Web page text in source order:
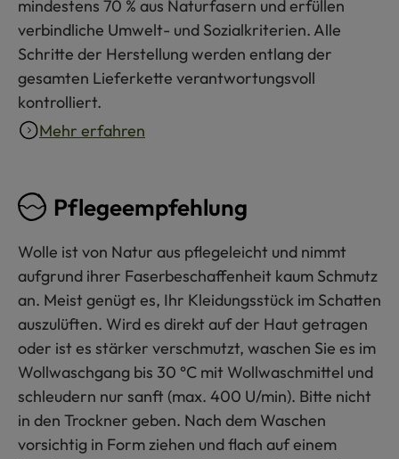
mindestens 70 % aus Naturfasern und erfüllen
verbindliche Umwelt- und Sozialkriterien. Alle
Schritte der Herstellung werden entlang der
gesamten Lieferkette verantwortungsvoll
kontrolliert.
Mehr erfahren
Pflegeempfehlung
Wolle ist von Natur aus pflegeleicht und nimmt
aufgrund ihrer Faserbeschaffenheit kaum Schmutz
an. Meist genügt es, Ihr Kleidungsstück im Schatten
auszulüften. Wird es direkt auf der Haut getragen
oder ist es stärker verschmutzt, waschen Sie es im
Wollwaschgang bis 30 °C mit Wollwaschmittel und
schleudern nur sanft (max. 400 U/min). Bitte nicht
in den Trockner geben. Nach dem Waschen
vorsichtig in Form ziehen und flach auf einem